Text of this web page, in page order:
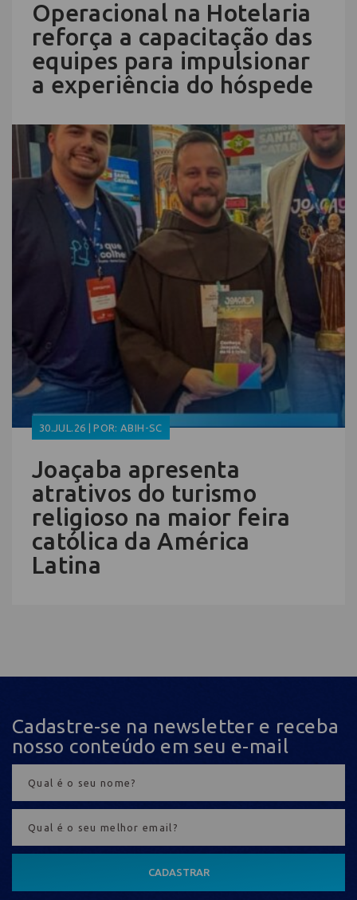
Operacional na Hotelaria
reforça a capacitação das
equipes para impulsionar
a experiência do hóspede
30.JUL.26 | POR: ABIH-SC
Joaçaba apresenta
atrativos do turismo
religioso na maior feira
católica da América
Latina
Cadastre-se na newsletter e receba
nosso conteúdo em seu e-mail
CADASTRAR